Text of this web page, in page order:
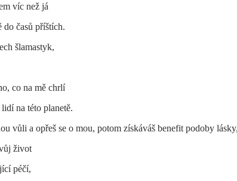
víc než já
do časů příštích.
šlamastyk,
co na mě chrlí
na této planetě.
vůli a opřeš se o mou, potom získáváš benefit podoby
život
péčí,